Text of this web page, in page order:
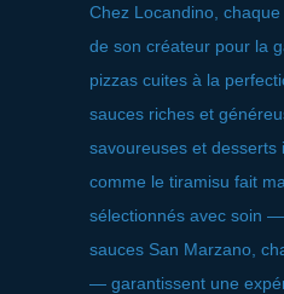
Chez Locandino,
de son créateur pour la
pizzas cuites à la
sauces riches et
savoureuses et desserts
comme le tiramisu fait
sélectionnés avec soin
sauces San Marzano,
— garantissent une